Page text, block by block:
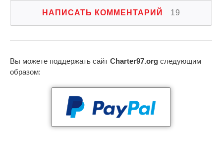
НАПИСАТЬ КОММЕНТАРИЙ 19
Вы можете поддержать сайт Charter97.org следующим
образом: